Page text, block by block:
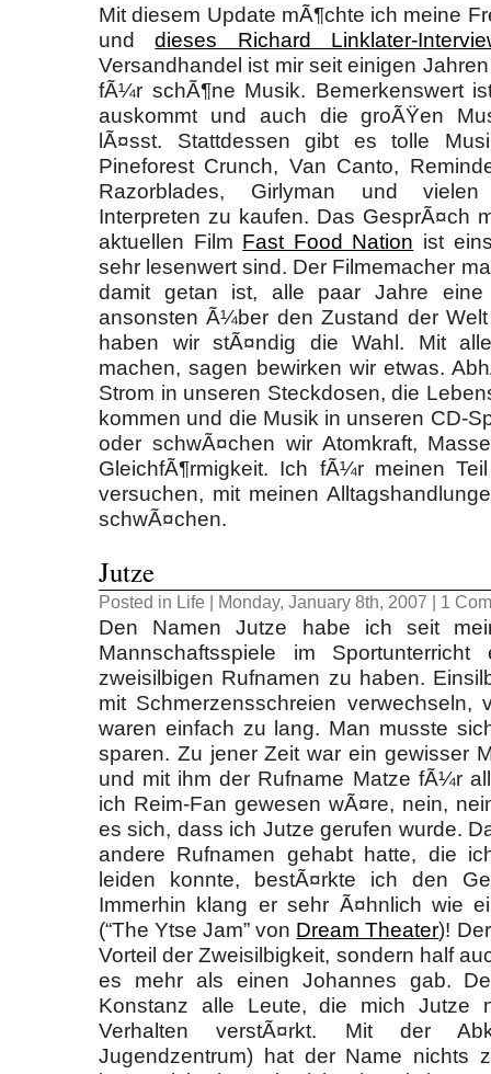
eine
bessere
Welt
Mit diesem Update mÃ¶chte ich meine
unddieses Richard Linklater-
Versandhandel ist mir seit einigen
fÃ¼r schÃ¶ne Musik. Bemerkenswert
auskommt und auch die groÃŸen
lÃ¤sst. Stattdessen gibt es tolle
Pineforest Crunch, Van Canto,
Razorblades, Girlyman und vielen
Interpreten zu kaufen. Das GesprÃ¤ch
aktuellen Film Fast Food Nation ist
sehr lesenwert sind. Der Filmemacher
damit getan ist, alle paar Jahre
ansonsten Ã¼ber den Zustand der
haben wir stÃ¤ndig die Wahl. Mit
machen, sagen bewirken wir etwas.
Strom in unseren Steckdosen, die
kommen und die Musik in unseren CD-
oder schwÃ¤chen wir Atomkraft,
GleichfÃ¶rmigkeit. Ich fÃ¼r meinen
versuchen, mit meinen
schwÃ¤chen.
Jutze
Posted in Life | Monday, January 8th, 2007 | 1
Den Namen Jutze habe ich seit
Mannschaftsspiele im
zweisilbigen Rufnamen zu haben.
mit Schmerzensschreien verwechseln,
waren einfach zu lang. Man musste
sparen. Zu jener Zeit war ein gewisser
und mit ihm der Rufname Matze fÃ¼r
ich Reim-Fan gewesen wÃ¤re, nein,
es sich, dass ich Jutze gerufen wurde.
andere Rufnamen gehabt hatte, die
leiden konnte, bestÃ¤rkte ich den
Immerhin klang er sehr Ã¤hnlich wie
(“The Ytse Jam” von Dream Theater)!
Vorteil der Zweisilbigkeit, sondern half
es mehr als einen Johannes gab.
Konstanz alle Leute, die mich Jutze
Verhalten verstÃ¤rkt. Mit der
Jugendzentrum) hat der Name nichts